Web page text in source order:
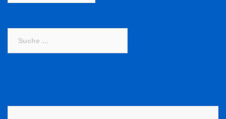
nach: